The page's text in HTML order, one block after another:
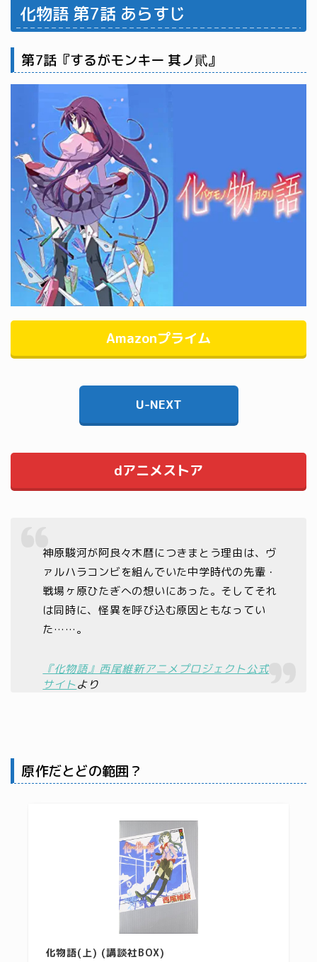
化物語 第7話 あらすじ
第7話『するがモンキー 其ノ貮』
Amazonプライム
U-NEXT
dアニメストア
神原駿河が阿良々木暦につきまとう理由は、ヴ
ァルハラコンビを組んでいた中学時代の先輩・
戦場ヶ原ひたぎへの想いにあった。そしてそれ
は同時に、怪異を呼び込む原因ともなってい
た……。
『化物語』西尾維新アニメプロジェクト公式
サイトより
原作だとどの範囲？
化物語(上) (講談社BOX)